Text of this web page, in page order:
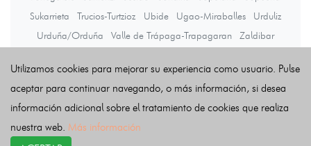
Sukarrieta
Trucios-Turtzioz Ubide Ugao-Miraballes
Urduliz
Urduña/Orduña
Valle de Trápaga-Trapagaran
Zaldibar
Ziortza-Bolibar
Utilizamos cookies para mejorar su experiencia como usuario. Pulse
aceptar para continuar navegando, o más información, si desea
información adicional sobre el tratamiento de cookies que realiza
nuestra web. Más información